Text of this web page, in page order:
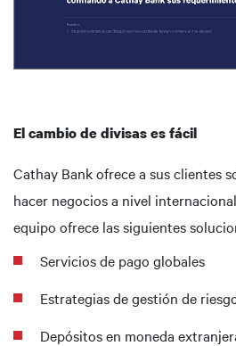
El cambio de divisas es fácil
Cathay Bank ofrece a sus clientes
hacer negocios a nivel
equipo ofrece las siguientes
Servicios de pago globales
Estrategias de gestión de
Depósitos en moneda